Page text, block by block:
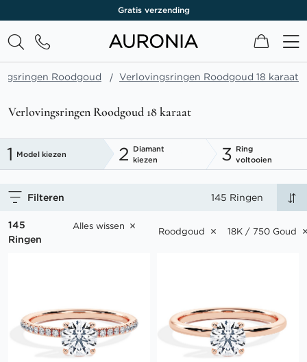
Levenslange garantie
Roodgoud Verlovingsringen Roodgoud 18 karaat
Verlovingsringen Roodgoud 18 karaat
1 Model kiezen 2 Diamant
kiezen
3 Ring
voltooien
Filteren 145 Ringen
145
Ringen
Alles wissen Roodgoud 18K / 750 Goud